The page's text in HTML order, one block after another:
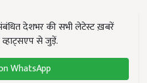
देशभर की सभी लेटेस्ट ख़बरें
से जुड़ें.
WhatsApp